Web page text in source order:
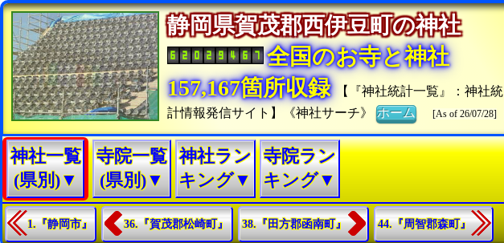
静岡県賀茂郡西伊豆町の神社
全国のお寺と神社
157,167箇所収録
【『神社統計一覧』：神社統
計情報発信サイト】《神社サーチ》ホーム [As of 26/07/28]
神社一覧
(県別)▼
寺院一覧
(県別)▼
神社ラン
キング▼
寺院ラン
キング▼
1.『静岡市』 36.『賀茂郡松崎町』 38.『田方郡函南町』 44.『周智郡森町』